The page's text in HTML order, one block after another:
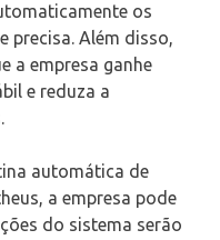
os
precisa. Além disso,
a empresa ganhe
e reduza a
automática de
a empresa pode
do sistema serão